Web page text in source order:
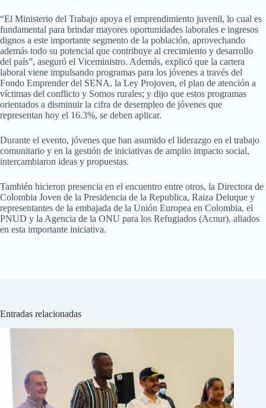
“El Ministerio del Trabajo apoya el emprendimiento juvenil, lo cual es
fundamental para brindar mayores oportunidades laborales e ingresos
dignos a este importante segmento de la población, aprovechando
además todo su potencial que contribuye al crecimiento y desarrollo
del país”, aseguró el Viceministro. Además, explicó que la cartera
laboral viene impulsando programas para los jóvenes a través del
Fondo Emprender del SENA, la Ley Projoven, el plan de atención a
víctimas del conflicto y Somos rurales; y dijo que estos programas
orientados a disminuir la cifra de desempleo de jóvenes que
representan hoy el 16.3%, se deben aplicar.
Durante el evento, jóvenes que han asumido el liderazgo en el trabajo
comunitario y en la gestión de iniciativas de amplio impacto social,
intercambiaron ideas y propuestas.
También hicieron presencia en el encuentro entre otros, la Directora de
Colombia Joven de la Presidencia de la Republica, Raiza Deluque y
representantes de la embajada de la Unión Europea en Colombia, el
PNUD y la Agencia de la ONU para los Refugiados (Acnur), aliados
en esta importante iniciativa.
Entradas relacionadas